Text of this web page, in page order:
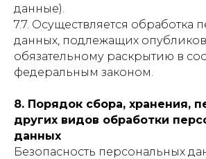
данные).
7.7. Осуществляется обработка
данных, подлежащих
обязательному раскрытию в
федеральным законом.
8. Порядок сбора, хранения,
других видов обработки
данных
Безопасность персональных